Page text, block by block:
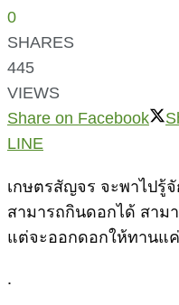
0
SHARES
445
VIEWS
Share on Facebook
LINE
เกษตรสัญจร จะพาไป
สามารถกินดอกได้ สาม
แต่จะออกดอกให้ทานแ
.